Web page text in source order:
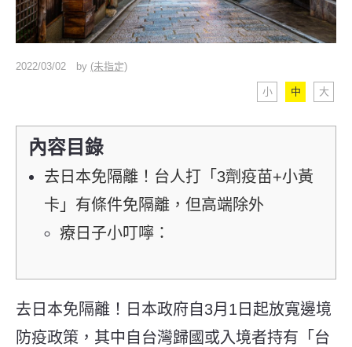
2022/03/02 by (未指定)
小 中 大
內容目錄
去日本免隔離！台人打「3劑疫苗+小黃
卡」有條件免隔離，但高端除外
療日子小叮嚀：
去日本免隔離！日本政府自3月1日起放寬邊境
防疫政策，其中自台灣歸國或入境者持有「台